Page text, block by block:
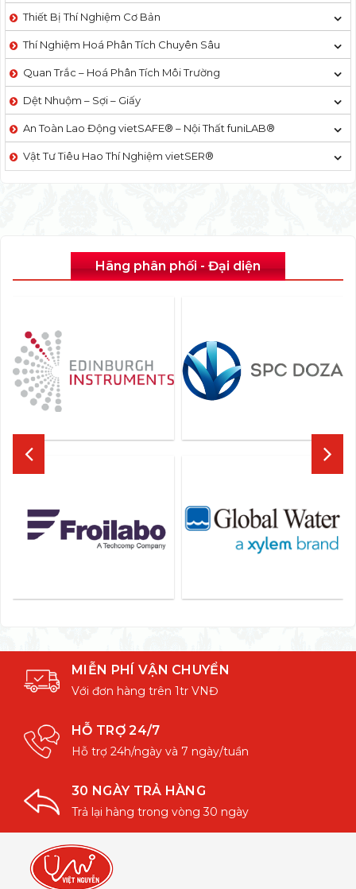
Thiết Bị Thí Nghiệm Cơ Bản
Thí Nghiệm Hoá Phân Tích Chuyên Sâu
Quan Trắc – Hoá Phân Tích Môi Trường
Dệt Nhuộm – Sợi – Giấy
An Toàn Lao Động vietSAFE® – Nội Thất funiLAB®
Vật Tư Tiêu Hao Thí Nghiệm vietSER®
Hãng phân phối - Đại diện
MIỄN PHÍ VẬN CHUYỂN
Với đơn hàng trên 1tr VNĐ
HỖ TRỢ 24/7
Hỗ trợ 24h/ngày và 7 ngày/tuần
30 NGÀY TRẢ HÀNG
Trả lại hàng trong vòng 30 ngày